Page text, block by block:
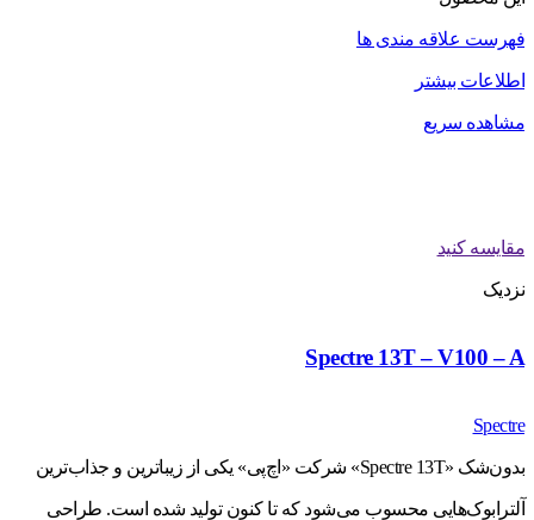
فهرست علاقه مندی ها
اطلاعات بیشتر
مشاهده سریع
مقایسه کنید
نزدیک
Spectre 13T – V100 – A
Spectre
بدون‌شک «Spectre 13T» شرکت «اچ‌پی» یکی از زیباترین و جذاب‌ترین
آلترابوک‌هایی محسوب می‌شود که تا کنون تولید شده است. طراحی